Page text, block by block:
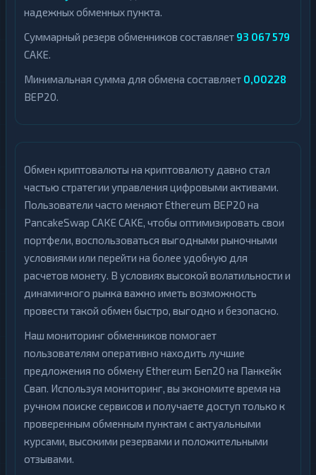
надежных обменных пункта.
Суммарный резерв обменников составляет 93 067 579
CAKE.
Минимальная сумма для обмена составляет 0,00228
BEP20.
Обмен криптовалюты на криптовалюту давно стал
частью стратегии управления цифровыми активами.
Пользователи часто меняют Ethereum BEP20 на
PancakeSwap CAKE CAKE, чтобы оптимизировать свои
портфели, воспользоваться выгодными рыночными
условиями или перейти на более удобную для
расчетов монету. В условиях высокой волатильности и
динамичного рынка важно иметь возможность
провести такой обмен быстро, выгодно и безопасно.
Наш мониторинг обменников помогает
пользователям оперативно находить лучшие
предложения по обмену Ethereum Беп20 на Панкейк
Свап. Используя мониторинг, вы экономите время на
ручном поиске сервисов и получаете доступ только к
проверенным обменным пунктам с актуальными
курсами, высокими резервами и положительными
отзывами.